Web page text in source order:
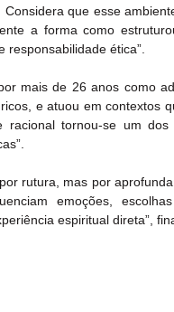
que esse
a forma como
ética”.
mais de 26 anos como
e atuou em contextos
tornou-se um dos
rutura, mas por
emoções,
espiritual direta”,